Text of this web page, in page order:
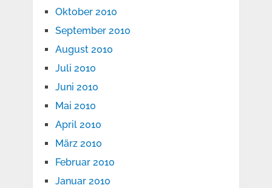
Oktober 2010
September 2010
August 2010
Juli 2010
Juni 2010
Mai 2010
April 2010
März 2010
Februar 2010
Januar 2010